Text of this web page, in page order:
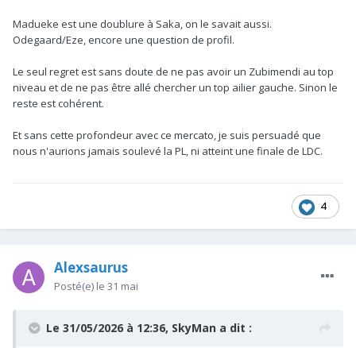
Madueke est une doublure à Saka, on le savait aussi.
Odegaard/Eze, encore une question de profil.
Le seul regret est sans doute de ne pas avoir un Zubimendi au top
niveau et de ne pas être allé chercher un top ailier gauche. Sinon le
reste est cohérent.
Et sans cette profondeur avec ce mercato, je suis persuadé que
nous n'aurions jamais soulevé la PL, ni atteint une finale de LDC.
4
Alexsaurus
Posté(e) le 31 mai
Le 31/05/2026 à 12:36, SkyMan a dit :